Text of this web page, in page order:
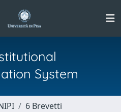
System
6 Brevetti